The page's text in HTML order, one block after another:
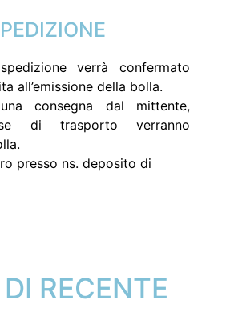
verrà confermato
all’emissione della bolla.
consegna dal mittente,
di trasporto verranno
presso ns. deposito di
RECENTE